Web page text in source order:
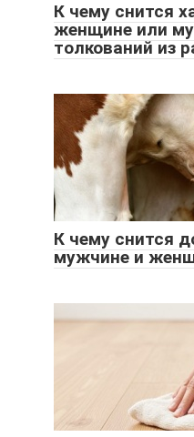
К чему снится
женщине или
толкований из
К чему снится
мужчине и